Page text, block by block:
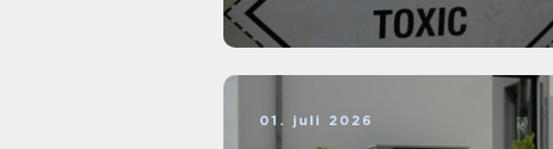
01. juli 2026